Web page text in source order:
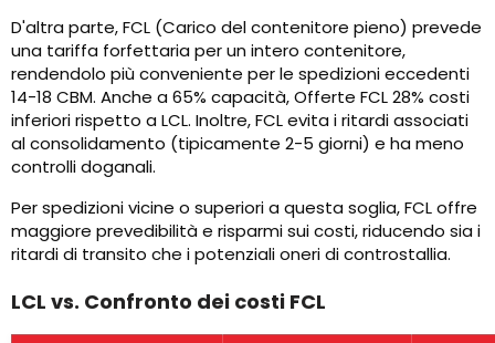
D'altra parte, FCL (Carico del contenitore pieno) prevede
una tariffa forfettaria per un intero contenitore,
rendendolo più conveniente per le spedizioni eccedenti
14-18 CBM. Anche a 65% capacità, Offerte FCL 28% costi
inferiori rispetto a LCL. Inoltre, FCL evita i ritardi associati
al consolidamento (tipicamente 2-5 giorni) e ha meno
controlli doganali.
Per spedizioni vicine o superiori a questa soglia, FCL offre
maggiore prevedibilità e risparmi sui costi, riducendo sia i
ritardi di transito che i potenziali oneri di controstallia.
LCL vs. Confronto dei costi FCL